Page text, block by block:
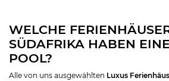
WELCHE
SÜDAFRIKA HABEN
POOL?
Alle von uns ausgewählten Luxus